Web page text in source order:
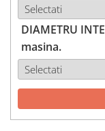
DIAMETRU
masina.